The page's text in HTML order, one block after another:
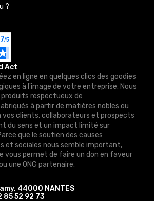
Act
en ligne en quelques clics des goodies
à l'image de votre entreprise. Nous
respectueux de
à partir de matières nobles ou
vos clients, collaborateurs et prospects
du sens et un impact limité sur
que le soutien des causes
et sociales nous semble important,
vous permet de faire un don en faveur
une ONG partenaire.
44000 NANTES
85 52 92 73
?